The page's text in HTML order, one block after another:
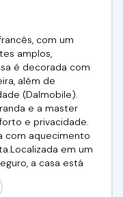
com um
amplos,
é decorada com
além de
(Dalmobile).
e a master
e privacidade.
com aquecimento
em um
a casa está
e privacidade. O
e uma